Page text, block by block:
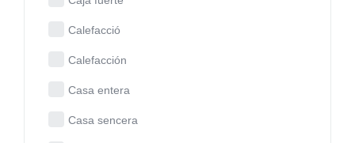
Calefacció
Calefacción
Casa entera
Casa sencera